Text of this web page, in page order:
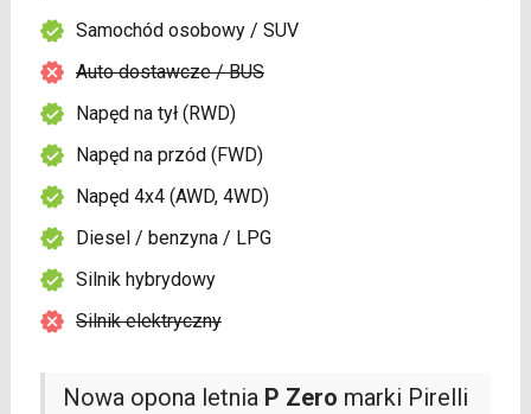
Nowa opona letnia P Zero marki Pirelli
Samochód osobowy / SUV
Auto dostawcze / BUS
Napęd na tył (RWD)
Napęd na przód (FWD)
Napęd 4x4 (AWD, 4WD)
Diesel / benzyna / LPG
Silnik hybrydowy
Silnik elektryczny